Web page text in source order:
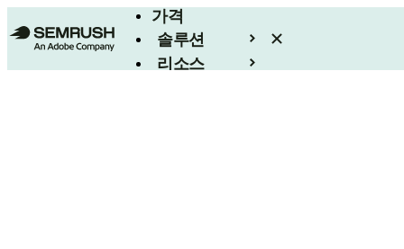
가격
솔루션
리소스